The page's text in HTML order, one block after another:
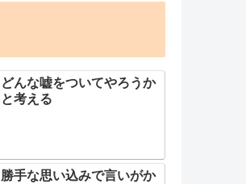
どんな嘘をついてやろうか
と考える
勝手な思い込みで言いがか